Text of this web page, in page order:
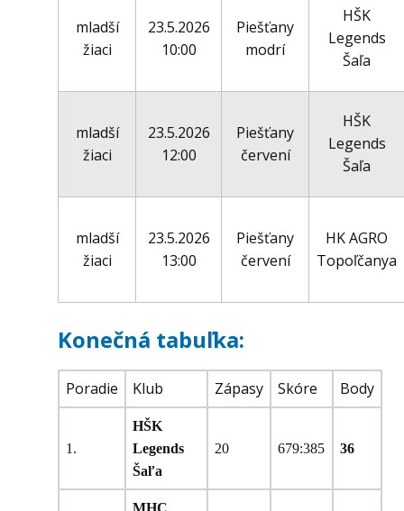
mladší
žiaci
23.5.2026
10:00
Piešťany
modrí
HŠK
Legends
Šaľa
mladší
žiaci
23.5.2026
12:00
Piešťany
červení
HŠK
Legends
Šaľa
mladší
žiaci
23.5.2026
13:00
Piešťany
červení
HK AGRO
Topoľčanya
Konečná tabuľka:
Poradie Klub Zápasy Skóre Body
1.
HŠK
Legends
Šaľa
20 679:385 36
MHC